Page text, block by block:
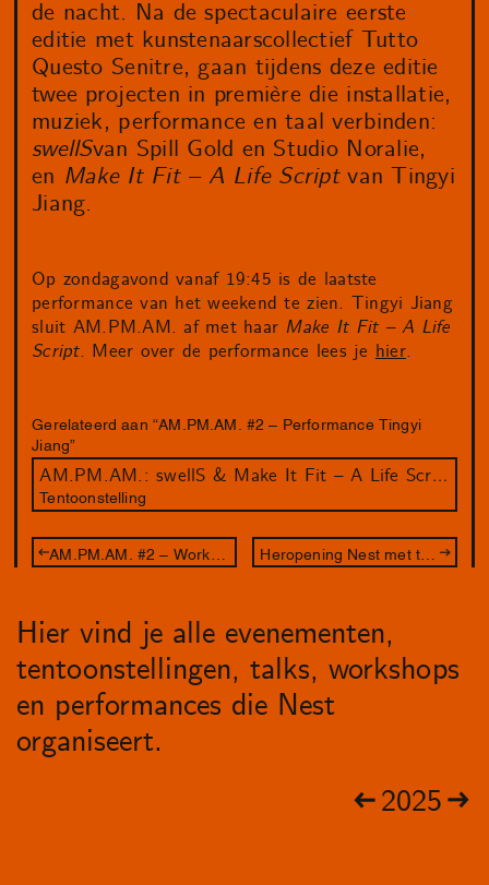
de nacht. Na de spectaculaire eerste
editie met kunstenaarscollectief Tutto
Questo Senitre, gaan tijdens deze editie
twee projecten in première die installatie,
muziek, performance en taal verbinden:
swellSvan Spill Gold en Studio Noralie,
en Make It Fit – A Life Scriptvan Tingyi
Jiang.
Op zondagavond vanaf 19:45 is de laatste
performance van het weekend te zien. Tingyi Jiang
sluit AM.PM.AM. af met haar Make It Fit – A Life
Script. Meer over de performance lees je hier.
Gerelateerd aan “AM.PM.AM. #2 – Performance Tingyi
Jiang”
AM.PM.AM.: swellS & Make It Fit – A Life Script
Tentoonstelling
Hier vind je alle evenementen,
tentoonstellingen, talks, workshops
en performances die Nest
organiseert.
2025